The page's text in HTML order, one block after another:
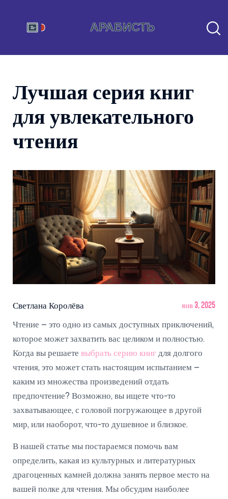
Лучшая серия книг
для увлекательного
чтения
Светлана Королёва янв 3, 2025
Чтение – это одно из самых доступных приключений,
которое может захватить вас целиком и полностью.
Когда вы решаете выбрать серию книг для долгого
чтения, это может стать настоящим испытанием –
каким из множества произведений отдать
предпочтение? Возможно, вы ищете что-то
захватывающее, с головой погружающее в другой
мир, или наоборот, что-то душевное и близкое.
В нашей статье мы постараемся помочь вам
определить, какая из культурных и литературных
драгоценных камней должна занять первое место на
вашей полке для чтения. Мы обсудим наиболее